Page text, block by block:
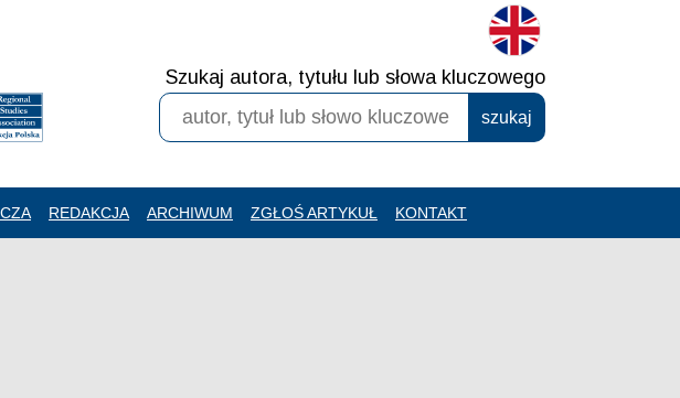
Szukaj autora, tytułu lub słowa kluczowego
REDAKCJA ARCHIWUM ZGŁOŚ ARTYKUŁ KONTAKT